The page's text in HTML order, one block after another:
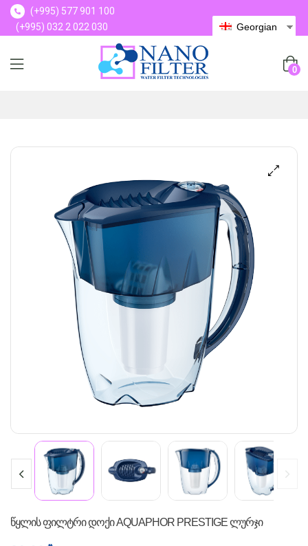
(+995) 577 901 100
(+995) 032 2 022 030
Georgian
0
წყლის ფილტრი დოქი AQUAPHOR PRESTIGE ლურჯი